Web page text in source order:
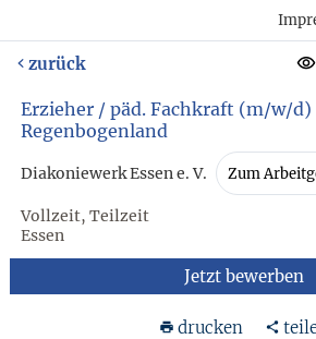
zurück
Erzieher / päd. Fachkraft (m/w/
Regenbogenland
Diakoniewerk Essen e. V. Zum
Vollzeit, Teilzeit
Essen
Jetzt bewerben
drucken